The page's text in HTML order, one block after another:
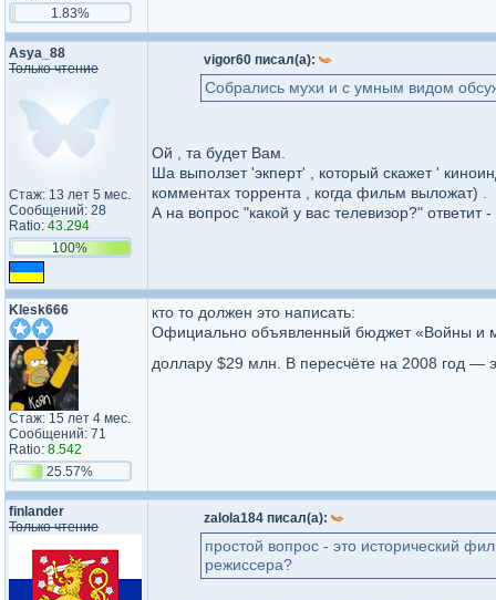
1.83%
Asya_88
Только чтение
Стаж: 13 лет 5 мес.
Сообщений: 28
Ratio: 43.294
100%
vigor60 писал(а):
Собрались мухи и с умным видом
Ой , та будет Вам.
Ша выползет 'экперт' , который скажет '
комментах торрента , когда фильм выложат) .
А на вопрос "какой у вас телевизор?"
Klesk666
Стаж: 15 лет 4 мес.
Сообщений: 71
Ratio: 8.542
25.57%
кто то должен это написать:
Официально объявленный бюджет «Войны и
доллару $29 млн. В пересчёте на 2008 год —
finlander
Только чтение
zalola184 писал(а):
простой вопрос - это исторический
режиссера?